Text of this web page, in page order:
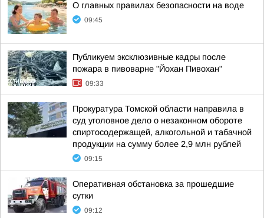
О главных правилах безопасности на воде
09:45
Публикуем эксклюзивные кадры после
пожара в пивоварне "Йохан Пивохан"
09:33
Прокуратура Томской области направила в
суд уголовное дело о незаконном обороте
спиртосодержащей, алкогольной и табачной
продукции на сумму более 2,9 млн рублей
09:15
Оперативная обстановка за прошедшие
сутки
09:12